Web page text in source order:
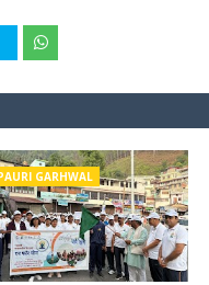
GARHWAL